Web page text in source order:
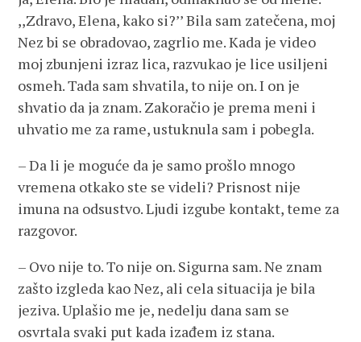
,,Zdravo, Elena, kako si?’’ Bila sam zatečena, moj
Nez bi se obradovao, zagrlio me. Kada je video
moj zbunjeni izraz lica, razvukao je lice usiljeni
osmeh. Tada sam shvatila, to nije on. I on je
shvatio da ja znam. Zakoračio je prema meni i
uhvatio me za rame, ustuknula sam i pobegla.
– Da li je moguće da je samo prošlo mnogo
vremena otkako ste se videli? Prisnost nije
imuna na odsustvo. Ljudi izgube kontakt, teme za
razgovor.
– Ovo nije to. To nije on. Sigurna sam. Ne znam
zašto izgleda kao Nez, ali cela situacija je bila
jeziva. Uplašio me je, nedelju dana sam se
osvrtala svaki put kada izađem iz stana.